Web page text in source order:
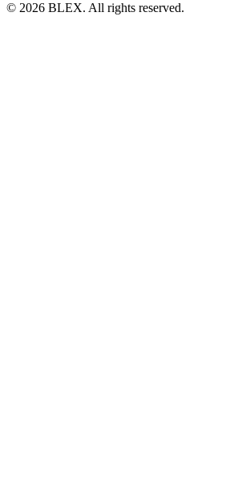
© 2026 BLEX. All rights reserved.